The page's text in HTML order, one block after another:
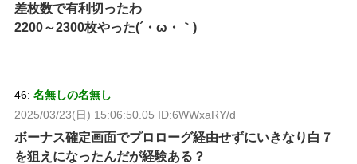
差枚数で有利切ったわ
2200～2300枚やった(´・ω・｀)
46: 名無しの名無し
2025/03/23(日) 15:06:50.05 ID:6WWxaRY/d
ボーナス確定画面でプロローグ経由せずにいきなり白７
を狙えになったんだが経験ある？